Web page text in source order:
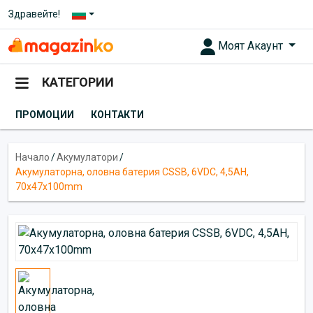
Здравейте!
Моят Акаунт
КАТЕГОРИИ
ПРОМОЦИИ КОНТАКТИ
Начало/Акумулатори/
Акумулаторна, оловна батерия CSSB, 6VDC, 4,5AH,
70х47х100mm